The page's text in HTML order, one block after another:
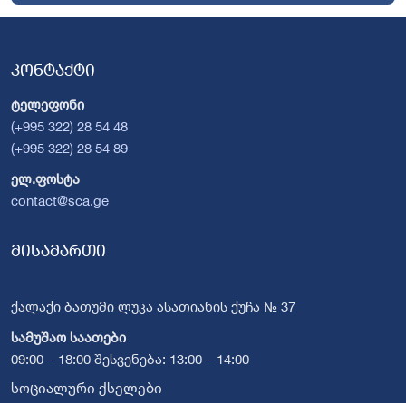
კონტაქტი
ტელეფონი
(+995 322) 28 54 48
(+995 322) 28 54 89
ელ.ფოსტა
contact@sca.ge
მისამართი
ქალაქი ბათუმი ლუკა ასათიანის ქუჩა № 37
სამუშაო საათები
09:00 – 18:00 შესვენება: 13:00 – 14:00
სოციალური ქსელები